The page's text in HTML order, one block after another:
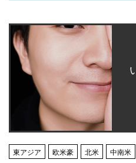
東アジア 欧米豪 北米 中南米